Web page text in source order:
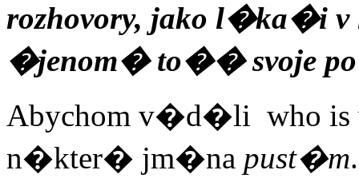
rozhovory, jako l�ka�i
�jenom� to��svoje
Abychom v�d�li who is
n�kter� jm�na pust�m